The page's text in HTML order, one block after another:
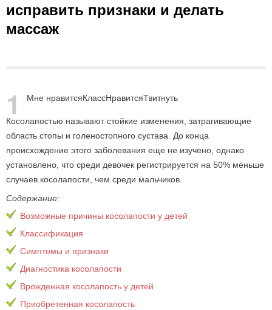
исправить признаки и делать
массаж
1 Мне нравитсяКлассНравитсяТвитнуть
Косолапостью называют стойкие изменения, затрагивающие
область стопы и голеностопного сустава. До конца
происхождение этого заболевания еще не изучено, однако
установлено, что среди девочек регистрируется на 50% меньше
случаев косолапости, чем среди мальчиков.
Содержание:
Возможные причины косолапости у детей
Классификация
Симптомы и признаки
Диагностика косолапости
Врожденная косолапость у детей
Приобретенная косолапость